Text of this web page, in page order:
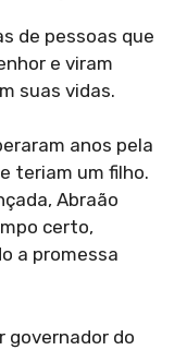
de pessoas que
e viram
suas vidas.
anos pela
teriam um filho.
Abraão
certo,
a promessa
governador do